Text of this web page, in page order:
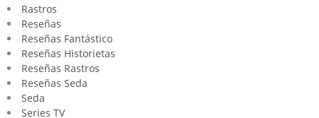
Rastros
Reseñas
Reseñas Fantástico
Reseñas Historietas
Reseñas Rastros
Reseñas Seda
Seda
Series TV